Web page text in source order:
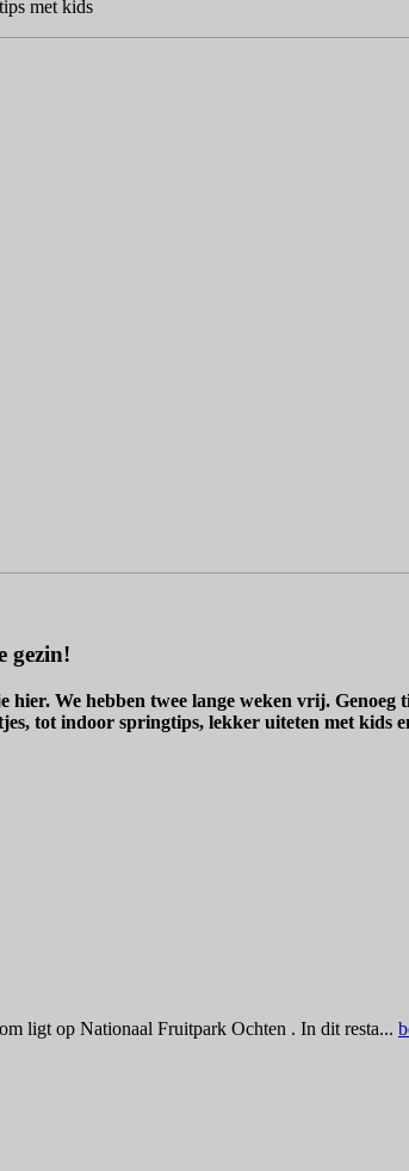
met kids
gezin!
hier. We hebben twee lange weken vrij.
tot indoor springtips, lekker uiteten met kids
ligt op Nationaal Fruitpark Ochten . In dit resta...